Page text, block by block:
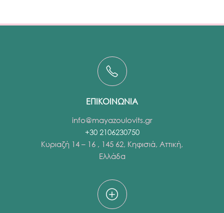
ΕΠΙΚΟΙΝΩΝΙΑ
info@mayazoulovits.gr
+30 2106230750
Κυριαζή 14 – 16 , 145 62, Κηφισιά, Αττική,
Ελλάδα